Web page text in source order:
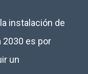
instalación de
2030 es por
un